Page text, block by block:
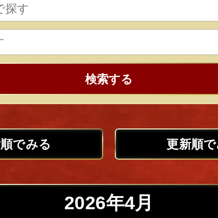
検索する
でみる 更新順
2026年4月